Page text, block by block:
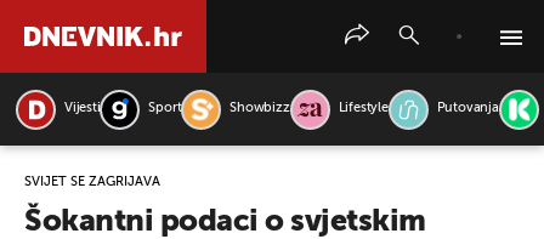
Vijesti Sport Showbizz Lifestyle Putovanja
SVIJET SE ZAGRIJAVA
Šokantni podaci o svjetskim
PRETRAŽITE VIJESTI